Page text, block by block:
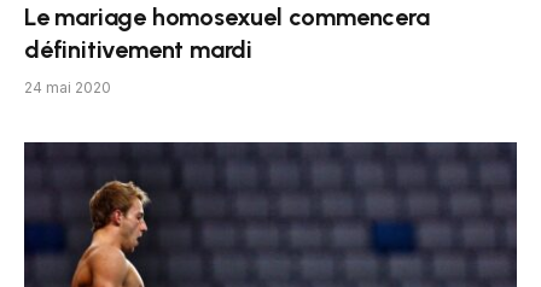
Le mariage homosexuel commencera
définitivement mardi
24 mai 2020